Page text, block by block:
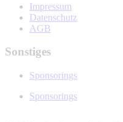
Impressum
Datenschutz
AGB
Sonstiges
Sponsorings
Sponsorings